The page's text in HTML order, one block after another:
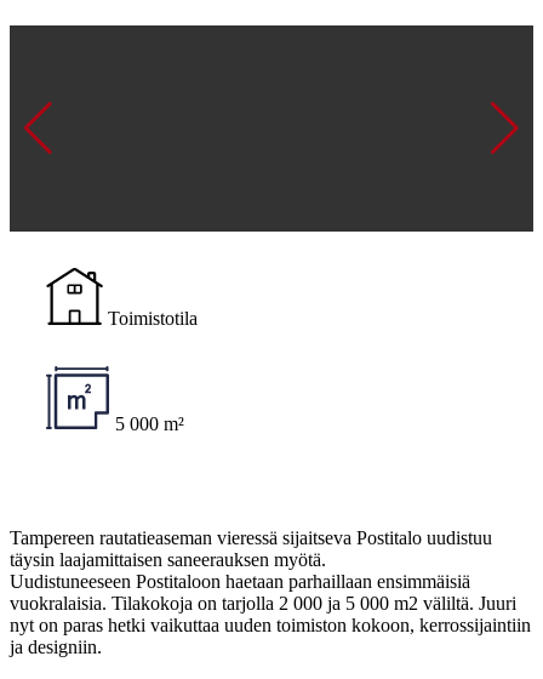
Toimistotila
5 000 m²
Tampereen rautatieaseman vieressä sijaitseva Postitalo uudistuu
täysin laajamittaisen saneerauksen myötä.
Uudistuneeseen Postitaloon haetaan parhaillaan ensimmäisiä
vuokralaisia. Tilakokoja on tarjolla 2 000 ja 5 000 m2 väliltä. Juuri
nyt on paras hetki vaikuttaa uuden toimiston kokoon, kerrossijaintiin
ja designiin.